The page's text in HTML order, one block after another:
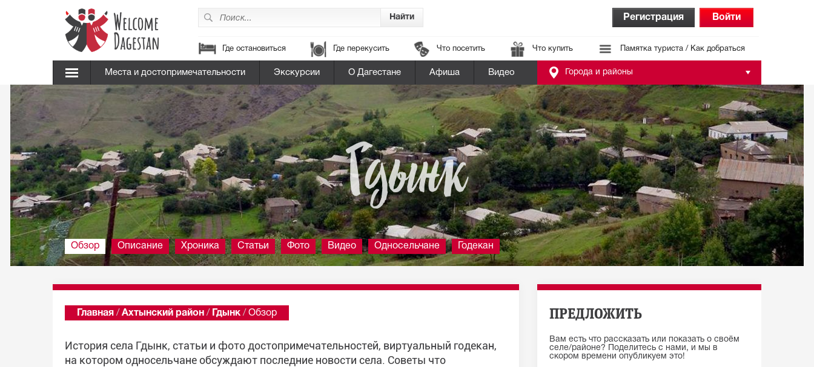
Регистрация Войти
Где остановиться Где перекусить Что посетить Что купить Памятка туриста / Как добраться
Места и достопримечательности Экскурсии О Дагестане Афиша Видео Города и районы
Гдынк
Обзор Описание Хроника Статьи Фото Видео Односельчане Годекан
Главная / Ахтынский район / Гдынк / Обзор
История села Гдынк, статьи и фото достопримечательностей, виртуальный годекан,
на котором односельчане обсуждают последние новости села. Советы что
ПРЕДЛОЖИТЬ
Вам есть что рассказать или показать о своём
селе/районе? Поделитесь с нами, и мы в
скором времени опубликуем это!